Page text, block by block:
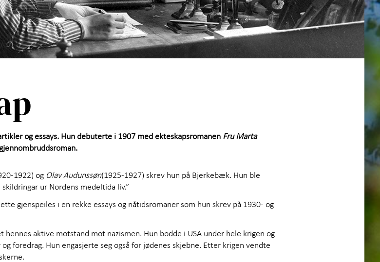
Utforsk samlingene +
Om oss
og essays. Hun debuterte i 1907 med ekteskapsromanen Fru Marta
1922) og Olav Audunssøn(1925-1927) skrev hun på Bjerkebæk. Hun ble
ur Nordens medeltida liv.”
gjenspeiles i en rekke essays og nåtidsromaner som hun skrev på 1930- og
aktive motstand mot nazismen. Hun bodde i USA under hele krigen og
foredrag. Hun engasjerte seg også for jødenes skjebne. Etter krigen vendte